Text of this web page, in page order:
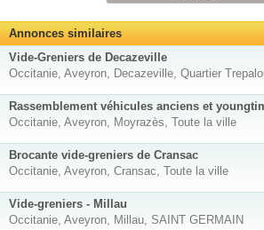
Annonces similaires
Vide-Greniers de Decazeville
Occitanie, Aveyron, Decazeville, Quartier
Rassemblement véhicules anciens et
Occitanie, Aveyron, Moyrazès, Toute la ville
Brocante vide-greniers de Cransac
Occitanie, Aveyron, Cransac, Toute la ville
Vide-greniers - Millau
Occitanie, Aveyron, Millau, SAINT GERMAIN